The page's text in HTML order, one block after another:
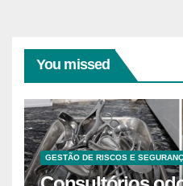
You missed
GESTÃO DE RISCOS E